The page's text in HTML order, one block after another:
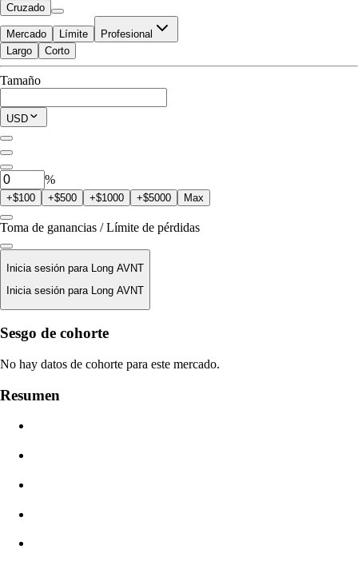
Cruzado
Mercado Límite Profesional
Disponible para Trade
$0.00
Posición Actual
0AVNT
Largo Corto
Tamaño
USD
%
+$100 +$500 +$1000 +$5000 Max
Toma de ganancias / Límite de pérdidas
Inicia sesión para Long AVNT
Inicia sesión para Long AVNT
Precio De Liquidación
N/D
0.0450% / 0.0150%
Sesgo de cohorte
No hay datos de cohorte para este mercado.
Resumen